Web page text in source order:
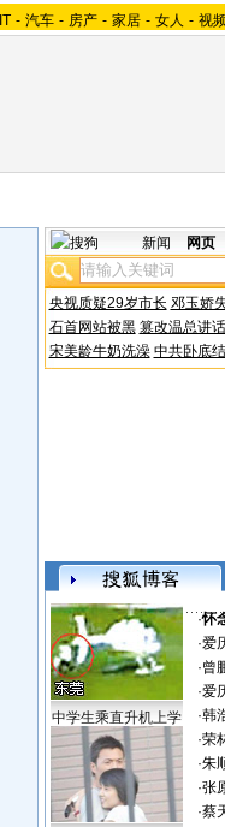
IT - 汽车 - 房产 - 家居 - 女人 - 视
新闻 网页
央视质疑29岁市长 邓玉娇
石首网站被黑 篡改温总讲话
宋美龄牛奶洗澡 中共卧底
中学生乘直升机上学
·怀
·爱
·曾
·爱
·韩
·荣
·朱
·张
·蔡